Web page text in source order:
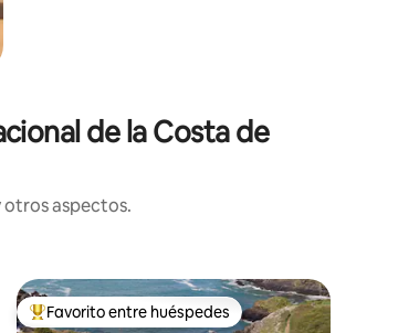
de la Costa de
otros aspectos.
Favorito entre huéspedes preferido
Favorito entre huéspedes